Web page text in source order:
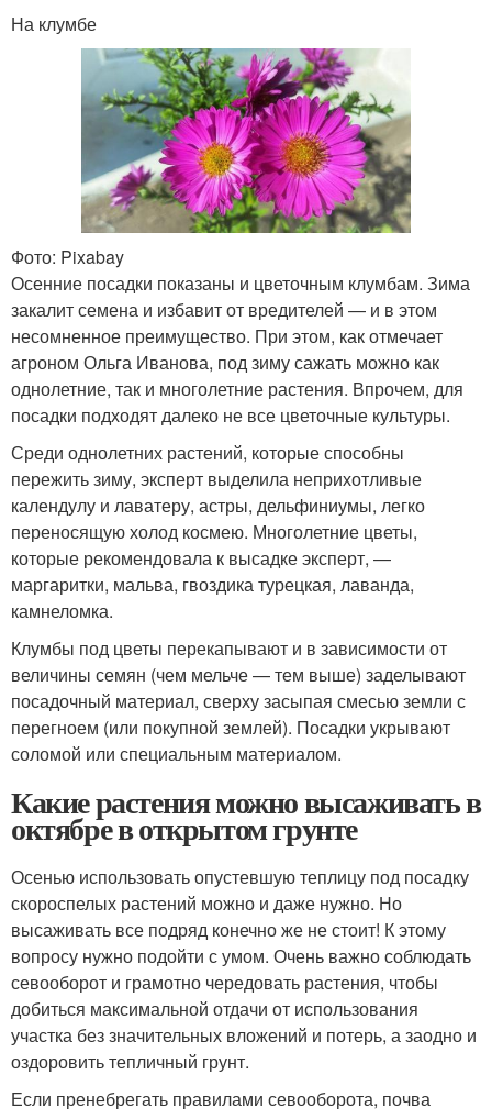
На клумбе
Фото: Pixabay
Осенние посадки показаны и цветочным клумбам. Зима
закалит семена и избавит от вредителей — и в этом
несомненное преимущество. При этом, как отмечает
агроном Ольга Иванова, под зиму сажать можно как
однолетние, так и многолетние растения. Впрочем, для
посадки подходят далеко не все цветочные культуры.
Среди однолетних растений, которые способны
пережить зиму, эксперт выделила неприхотливые
календулу и лаватеру, астры, дельфиниумы, легко
переносящую холод космею. Многолетние цветы,
которые рекомендовала к высадке эксперт, —
маргаритки, мальва, гвоздика турецкая, лаванда,
камнеломка.
Клумбы под цветы перекапывают и в зависимости от
величины семян (чем мельче — тем выше) заделывают
посадочный материал, сверху засыпая смесью земли с
перегноем (или покупной землей). Посадки укрывают
соломой или специальным материалом.
Какие растения можно высаживать в
октябре в открытом грунте
Осенью использовать опустевшую теплицу под посадку
скороспелых растений можно и даже нужно. Но
высаживать все подряд конечно же не стоит! К этому
вопросу нужно подойти с умом. Очень важно соблюдать
севооборот и грамотно чередовать растения, чтобы
добиться максимальной отдачи от использования
участка без значительных вложений и потерь, а заодно и
оздоровить тепличный грунт.
Если пренебрегать правилами севооборота, почва